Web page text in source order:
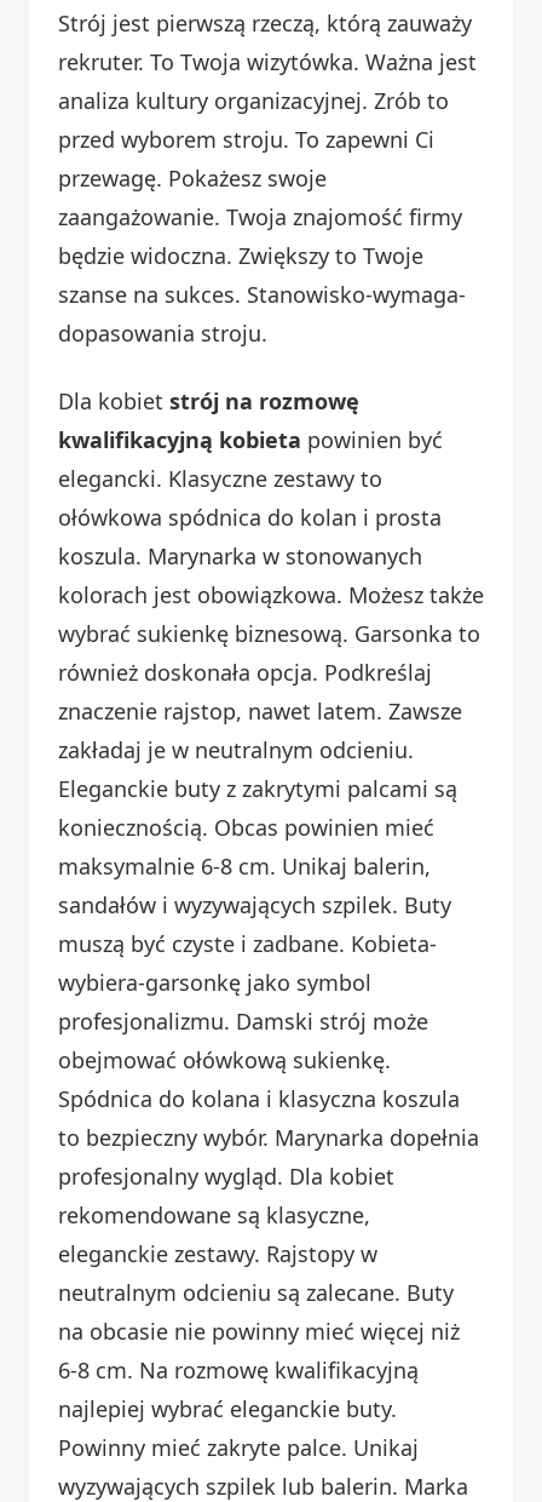
Strój jest pierwszą rzeczą, którą zauważy
rekruter. To Twoja wizytówka. Ważna jest
analiza kultury organizacyjnej. Zrób to
przed wyborem stroju. To zapewni Ci
przewagę. Pokażesz swoje
zaangażowanie. Twoja znajomość firmy
będzie widoczna. Zwiększy to Twoje
szanse na sukces. Stanowisko-wymaga-
dopasowania stroju.
Dla kobiet strój na rozmowę
kwalifikacyjną kobieta powinien być
elegancki. Klasyczne zestawy to
ołówkowa spódnica do kolan i prosta
koszula. Marynarka w stonowanych
kolorach jest obowiązkowa. Możesz także
wybrać sukienkę biznesową. Garsonka to
również doskonała opcja. Podkreślaj
znaczenie rajstop, nawet latem. Zawsze
zakładaj je w neutralnym odcieniu.
Eleganckie buty z zakrytymi palcami są
koniecznością. Obcas powinien mieć
maksymalnie 6-8 cm. Unikaj balerin,
sandałów i wyzywających szpilek. Buty
muszą być czyste i zadbane. Kobieta-
wybiera-garsonkę jako symbol
profesjonalizmu. Damski strój może
obejmować ołówkową sukienkę.
Spódnica do kolana i klasyczna koszula
to bezpieczny wybór. Marynarka dopełnia
profesjonalny wygląd. Dla kobiet
rekomendowane są klasyczne,
eleganckie zestawy. Rajstopy w
neutralnym odcieniu są zalecane. Buty
na obcasie nie powinny mieć więcej niż
6-8 cm. Na rozmowę kwalifikacyjną
najlepiej wybrać eleganckie buty.
Powinny mieć zakryte palce. Unikaj
wyzywających szpilek lub balerin. Marka